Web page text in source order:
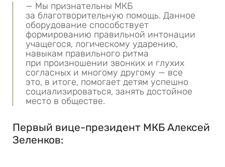
— Мы признательны МКБ
за благотворительную помощь. Данное
оборудование способствует
формированию правильной интонации
учащегося, логическому ударению,
навыкам правильного ритма
при произношении звонких и глухих
согласных и многому другому — все
это, в итоге, помогает детям успешно
социализироваться, занять достойное
место в обществе.
Первый вице-президент МКБ Алексей
Зеленков: